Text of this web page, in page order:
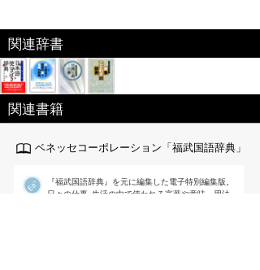
関連辞書
関連書籍
ベネッセコーポレーション「福武国語辞典」
『福武国語辞典』を元に編集した電子特別編集版。
日々の仕事･生活の中で使われる言葉や意味、用法